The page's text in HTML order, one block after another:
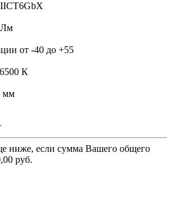
Лм
от -40 до +55
6500 К
мм
ниже, если сумма Вашего общего
руб.